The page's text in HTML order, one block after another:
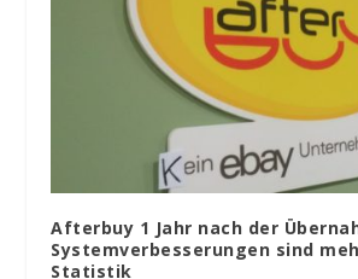
Afterbuy 1 Jahr nach der
Systemverbesserungen sind
Statistik